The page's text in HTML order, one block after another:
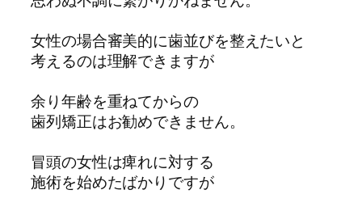
女性の場合審美的に歯並びを整えたいと
考えるのは理解できますが
余り年齢を重ねてからの
歯列矯正はお勧めできません。
冒頭の女性は痺れに対する
施術を始めたばかりですが